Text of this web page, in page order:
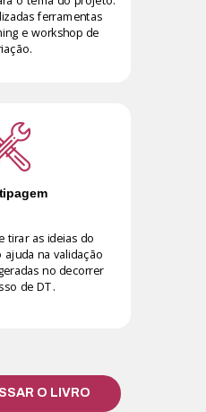
O LIVRO
ferramentas
e workshop de
tirar as ideias do
na validação
no decorrer
de DT.